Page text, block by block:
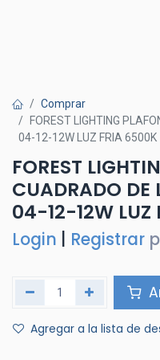
Comprar
FOREST LIGHTING
04-12-12W LUZ FRIA 6500K
FOREST
CUADRADO
04-12-12W LUZ
Login Registrar
Agregar a la lista de